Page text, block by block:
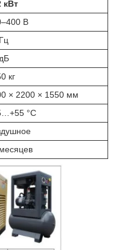
кВт
В
кг
× 2200 × 1550 мм
°C